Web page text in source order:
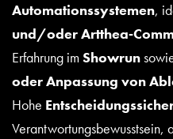
Automationssystemen,
und/oder
Erfahrung imShowrun
oder Anpassung von
Hohe
Verantwortungsbewusstsein,